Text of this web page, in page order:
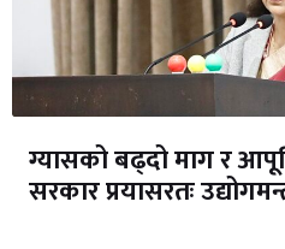
ग्यासको बढ्दो माग र
सरकार प्रयासरतः